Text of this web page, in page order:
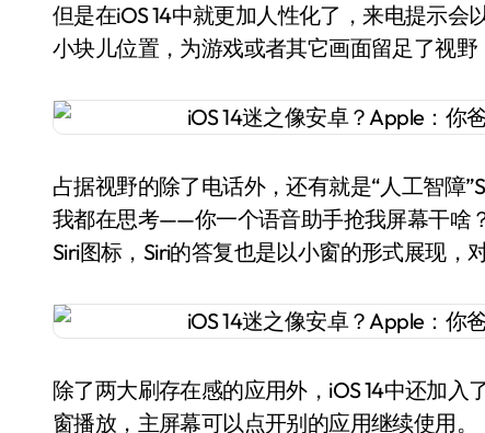
但是在iOS 14中就更加人性化了，来电提示
小块儿位置，为游戏或者其它画面留足了视野
占据视野的除了电话外，还有就是“人工智障
我都在思考——你一个语音助手抢我屏幕干啥
Siri图标，Siri的答复也是以小窗的形式展现，
除了两大刷存在感的应用外，iOS 14中还加
窗播放，主屏幕可以点开别的应用继续使用。